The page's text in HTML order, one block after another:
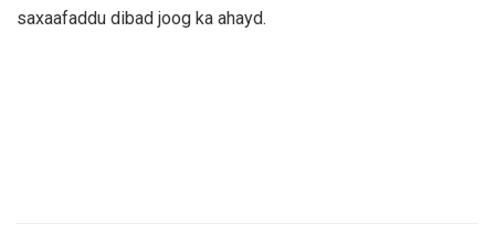
saxaafaddu dibad joog ka ahayd.